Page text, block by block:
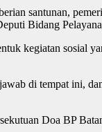
santunan,
Bidang
kegiatan sosial
di tempat ini,
Doa BP